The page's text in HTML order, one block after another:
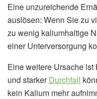
Eine unzureichende
auslösen: Wenn Sie zu
zu wenig kaliumhaltige
einer Unterversorgung
Eine weitere Ursache
und starkerDurchfall
kein Kalium mehr